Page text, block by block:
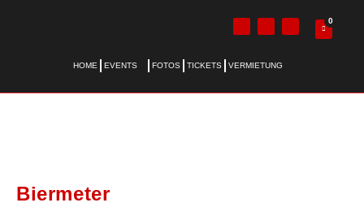
0
HOME EVENTS FOTOS TICKETS VERMIETUNG
Biermeter